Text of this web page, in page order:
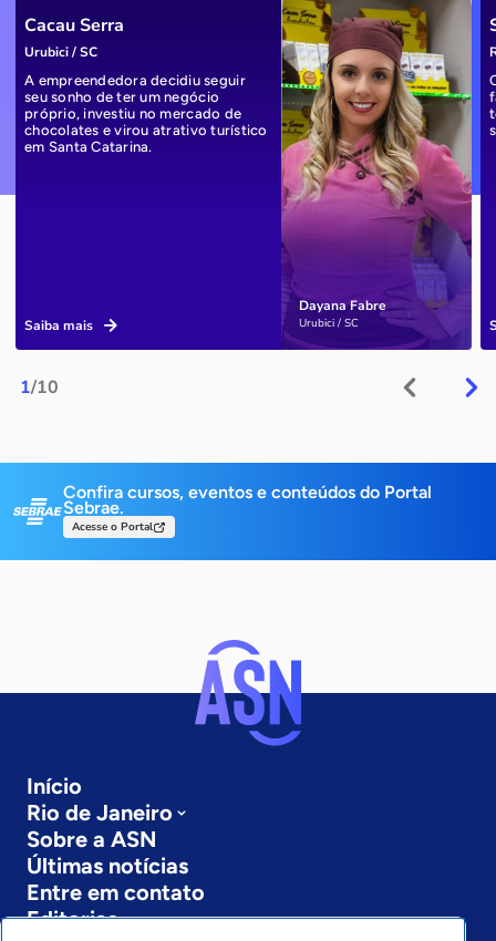
1/10
Dayana Fabre
Urubici / SC
Cacau Serra
Urubici / SC
A empreendedora decidiu seguir
seu sonho de ter um negócio
próprio, investiu no mercado de
chocolates e virou atrativo turístico
em Santa Catarina.
Saiba mais
Confira cursos, eventos e conteúdos do Portal
Sebrae.
Acesse o Portal
Início
Rio de Janeiro
Sobre a ASN
Últimas notícias
Entre em contato
Editorias